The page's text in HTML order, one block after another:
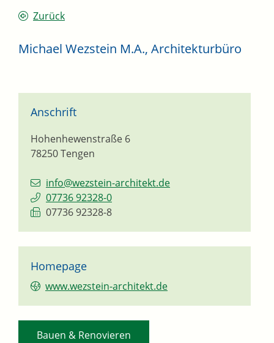
Zurück
Michael Wezstein M.A., Architekturbüro
Anschrift
Hohenhewenstraße 6
78250Tengen
info@wezstein-architekt.de
07736 92328-0
07736 92328-8
Homepage
www.wezstein-architekt.de
Bauen & Renovieren